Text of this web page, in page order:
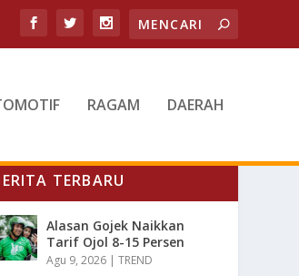
RAGAM DAERAH
TERBARU
Alasan Gojek Naikkan
Tarif Ojol 8-15 Persen
Agu 9, 2026 |TREND